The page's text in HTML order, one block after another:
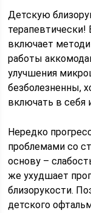
Детскую
терапевтически!
включает
работы
улучшения
безболезненны,
включать в себя
Нередко
проблемами со
основу –
же ухудшает
близорукости.
детского